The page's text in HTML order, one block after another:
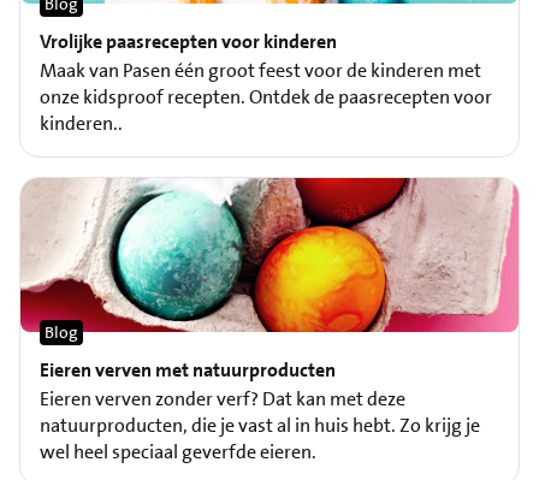
Vrolijke paasrecepten voor kinderen
Maak van Pasen één groot feest voor de kinderen met
onze kidsproof recepten. Ontdek de paasrecepten voor
kinderen..
Eieren verven met natuurproducten
Blog
Eieren verven zonder verf? Dat kan met deze
natuurproducten, die je vast al in huis hebt. Zo krijg je
wel heel speciaal geverfde eieren.